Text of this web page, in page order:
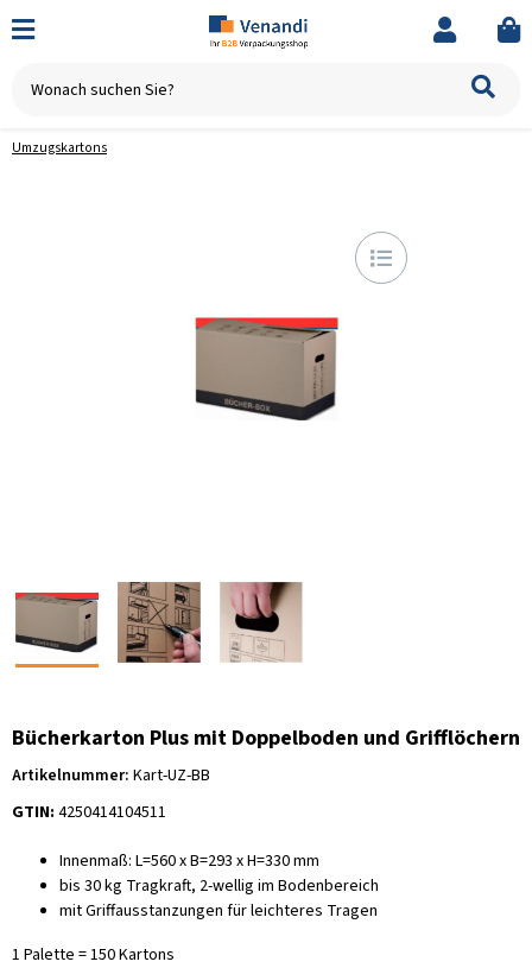
Umzugskartons
Bücherkarton Plus mit Doppelboden und Grifflöchern
Artikelnummer: Kart-UZ-BB
GTIN: 4250414104511
Innenmaß: L=560 x B=293 x H=330 mm
bis 30 kg Tragkraft, 2-wellig im Bodenbereich
mit Griffausstanzungen für leichteres Tragen
1 Palette = 150 Kartons